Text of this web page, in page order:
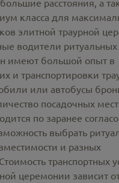
расстояния, а
класса для
элитной траурной
водители ритуальных
имеют большой опыт в
и транспортировки
или автобусы
посадочных
по заранее
выбрать
и разных
транспортных
церемонии зависит